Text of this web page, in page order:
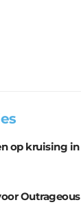
op kruising in
Outrageous